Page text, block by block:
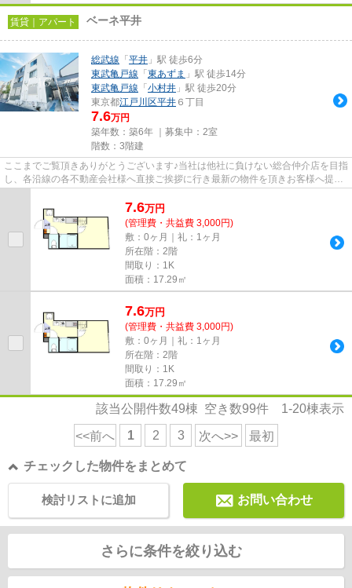
賃貸｜アパート ベーネ平井
総武線 「 平井 」駅 徒歩6分
東武亀戸線 「 東あずま 」駅 徒歩14分
東武亀戸線 「 小村井 」駅 徒歩20分
東京都江戸川区平井 ６丁目
7.6万円
築年数：築6年 ｜募集中： 2室
階数：3階建
ここまでご覧頂きありがとうございます♪当社は他社に負けない総合仲介店を目指
し、各沿線の各不動産会社様へ直接ご挨拶に行き最新の物件を頂きお客様へ提供
7.6万円
(管理費・共益費 3,000円)
敷：0ヶ月｜礼：1ヶ月
所在階：2階
間取り：1K
面積：17.29㎡
7.6万円
(管理費・共益費 3,000円)
敷：0ヶ月｜礼：1ヶ月
所在階：2階
間取り：1K
面積：17.29㎡
該当公開件数49棟 空き数99件 1-20棟表示
<<前へ 1 2 3 次へ>> 最初
チェックした物件をまとめて
お問い合わせ
検討リストに追加
さらに条件を絞り込む